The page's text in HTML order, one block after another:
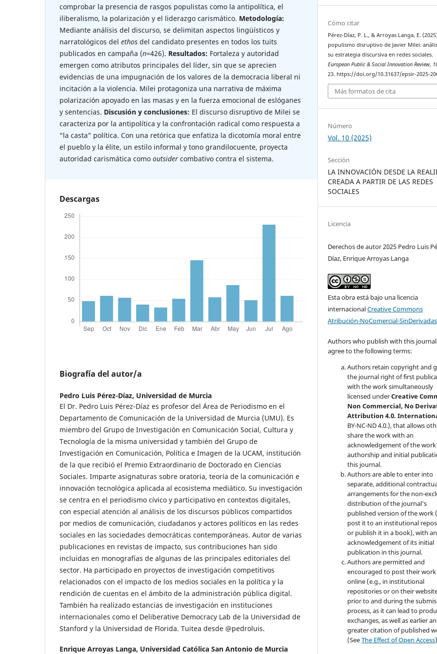
comprobar la presencia de rasgos populistas como la antipolítica, el
iliberalismo, la polarización y el liderazgo carismático. Metodología:
Mediante análisis del discurso, se delimitan aspectos lingüísticos y
narratológicos del ethos del candidato presentes en todos los tuits
publicados en campaña (n=426). Resultados: Fortaleza y autoridad
emergen como atributos principales del líder, sin que se aprecien
evidencias de una impugnación de los valores de la democracia liberal ni
incitación a la violencia. Milei protagoniza una narrativa de máxima
polarización apoyado en las masas y en la fuerza emocional de eslóganes
y sentencias. Discusión y conclusiones: El discurso disruptivo de Milei se
caracteriza por la antipolítica y la confrontación radical como respuesta a
“la casta” política. Con una retórica que enfatiza la dicotomía moral entre
el pueblo y la élite, un estilo informal y tono grandilocuente, proyecta
autoridad carismática como outsider combativo contra el sistema.
Descargas
Biografía del autor/a
Pedro Luis Pérez-Díaz, Universidad de Murcia
El Dr. Pedro Luis Pérez-Díaz es profesor del Área de Periodismo en el
Departamento de Comunicación de la Universidad de Murcia (UMU). Es
miembro del Grupo de Investigación en Comunicación Social, Cultura y
Tecnología de la misma universidad y también del Grupo de
Investigación en Comunicación, Política e Imagen de la UCAM, institución
de la que recibió el Premio Extraordinario de Doctorado en Ciencias
Sociales. Imparte asignaturas sobre oratoria, teoría de la comunicación e
innovación tecnológica aplicada al ecosistema mediático. Su investigación
se centra en el periodismo cívico y participativo en contextos digitales,
con especial atención al análisis de los discursos públicos compartidos
por medios de comunicación, ciudadanos y actores políticos en las redes
sociales en las sociedades democráticas contemporáneas. Autor de varias
publicaciones en revistas de impacto, sus contribuciones han sido
incluidas en monografías de algunas de las principales editoriales del
sector. Ha participado en proyectos de investigación competitivos
relacionados con el impacto de los medios sociales en la política y la
rendición de cuentas en el ámbito de la administración pública digital.
También ha realizado estancias de investigación en instituciones
internacionales como el Deliberative Democracy Lab de la Universidad de
Stanford y la Universidad de Florida. Tuitea desde @pedroluis.
Enrique Arroyas Langa, Universidad Católica San Antonio de Murcia
Cómo citar
Pérez-Díaz, P. L., & Arroyas Langa, E.
populismo disruptivo de Javier Milei:
su estrategia discursiva en redes sociales.
European Public & Social Innovation Review,
23. https://doi.org/10.31637/epsir-2025-
Más formatos de cita
Número
Vol. 10 (2025)
Sección
LA INNOVACIÓN DESDE LA
CREADA A PARTIR DE LAS REDES
SOCIALES
Licencia
Derechos de autor 2025 Pedro Luis
Díaz, Enrique Arroyas Langa
Esta obra está bajo una licencia
internacionalCreative Commons
Atribución-NoComercial-
Authors who publish with this journal
agree to the following terms:
Authors retain copyright and
the journal right of first
with the work simultaneously
licensed underCreative
Non Commercial, No
Attribution 4.0.
BY-NC-ND 4.0.), that allows
share the work with an
acknowledgement of the
authorship and initial
this journal.
Authors are able to enter into
separate, additional
arrangements for the non-
distribution of the journal's
published version of the work
post it to an institutional
or publish it in a book), with an
acknowledgement of its initial
publication in this journal.
Authors are permitted and
encouraged to post their work
online (e.g., in institutional
repositories or on their
prior to and during the
process, as it can lead to
exchanges, as well as earlier
greater citation of published
(SeeThe Effect of Open Access